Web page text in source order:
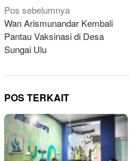
Navigasi
pos
Pos sebelumnya
Wan Arismunandar Kembali
Pantau Vaksinasi di Desa
Sungai Ulu
POS TERKAIT